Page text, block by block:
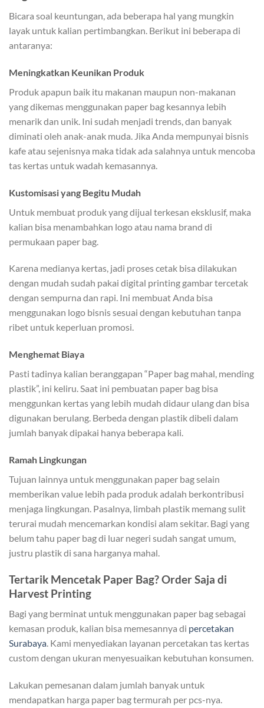
Bicara soal keuntungan, ada beberapa hal yang mungkin
layak untuk kalian pertimbangkan. Berikut ini beberapa di
antaranya:
Meningkatkan Keunikan Produk
Produk apapun baik itu makanan maupun non-makanan
yang dikemas menggunakan paper bag kesannya lebih
menarik dan unik. Ini sudah menjadi trends, dan banyak
diminati oleh anak-anak muda. Jika Anda mempunyai bisnis
kafe atau sejenisnya maka tidak ada salahnya untuk mencoba
tas kertas untuk wadah kemasannya.
Kustomisasi yang Begitu Mudah
Untuk membuat produk yang dijual terkesan eksklusif, maka
kalian bisa menambahkan logo atau nama brand di
permukaan paper bag.
Karena medianya kertas, jadi proses cetak bisa dilakukan
dengan mudah sudah pakai digital printing gambar tercetak
dengan sempurna dan rapi. Ini membuat Anda bisa
menggunakan logo bisnis sesuai dengan kebutuhan tanpa
ribet untuk keperluan promosi.
Menghemat Biaya
Pasti tadinya kalian beranggapan “Paper bag mahal, mending
plastik”, ini keliru. Saat ini pembuatan paper bag bisa
menggunkan kertas yang lebih mudah didaur ulang dan bisa
digunakan berulang. Berbeda dengan plastik dibeli dalam
jumlah banyak dipakai hanya beberapa kali.
Ramah Lingkungan
Tujuan lainnya untuk menggunakan paper bag selain
memberikan value lebih pada produk adalah berkontribusi
menjaga lingkungan. Pasalnya, limbah plastik memang sulit
terurai mudah mencemarkan kondisi alam sekitar. Bagi yang
belum tahu paper bag di luar negeri sudah sangat umum,
justru plastik di sana harganya mahal.
Tertarik Mencetak Paper Bag? Order Saja di
Harvest Printing
Bagi yang berminat untuk menggunakan paper bag sebagai
kemasan produk, kalian bisa memesannya di percetakan
Surabaya. Kami menyediakan layanan percetakan tas kertas
custom dengan ukuran menyesuaikan kebutuhan konsumen.
Lakukan pemesanan dalam jumlah banyak untuk
mendapatkan harga paper bag termurah per pcs-nya.